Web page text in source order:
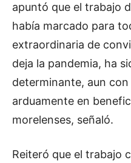
apuntó que el trabajo
había marcado para
extraordinaria de
deja la pandemia, ha
determinante, aun
arduamente en
morelenses, señaló.
Reiteró que el trabajo